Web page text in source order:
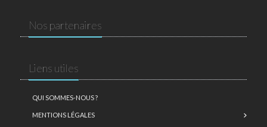
Nos partenaires
Liens utiles
QUI SOMMES-NOUS ?
MENTIONS LÉGALES